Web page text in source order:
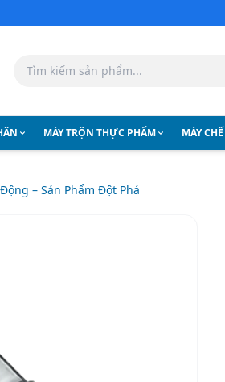
MÁY TRỘN THỰC PHẨM MÁY
– Sản Phẩm Đột Phá